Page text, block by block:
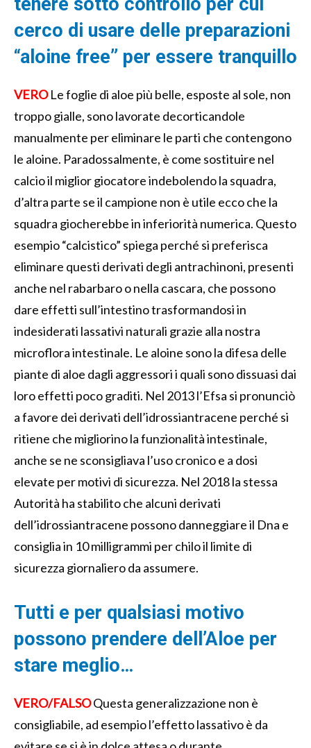
cerco di usare delle preparazioni
“aloine free” per essere tranquillo
VEROLe foglie di aloe più belle, esposte al sole, non
troppo gialle, sono lavorate decorticandole
manualmente per eliminare le parti che contengono
le aloine. Paradossalmente, è come sostituire nel
calcio il miglior giocatore indebolendo la squadra,
d’altra parte se il campione non è utile ecco che la
squadra giocherebbe in inferiorità numerica. Questo
esempio “calcistico” spiega perché si preferisca
eliminare questi derivati degli antrachinoni, presenti
anche nel rabarbaro o nella cascara, che possono
dare effetti sull’intestino trasformandosi in
indesiderati lassativi naturali grazie alla nostra
microflora intestinale. Le aloine sono la difesa delle
piante di aloe dagli aggressori i quali sono dissuasi dai
loro effetti poco graditi. Nel 2013 l’Efsa si pronunciò
a favore dei derivati dell’idrossiantracene perché si
ritiene che migliorino la funzionalità intestinale,
anche se ne sconsigliava l’uso cronico e a dosi
elevate per motivi di sicurezza. Nel 2018 la stessa
Autorità ha stabilito che alcuni derivati
dell’idrossiantracene possono danneggiare il Dna e
consiglia in 10 milligrammi per chilo il limite di
sicurezza giornaliero da assumere.
Tutti e per qualsiasi motivo
possono prendere dell’Aloe per
stare meglio…
VERO/FALSOQuesta generalizzazione non è
consigliabile, ad esempio l’effetto lassativo è da